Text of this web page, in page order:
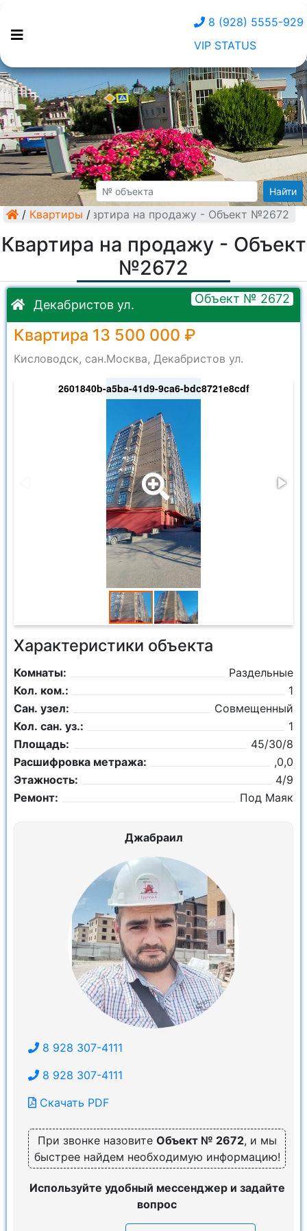
8 (928) 5555-929
VIP STATUS
Найти
/ Квартиры /
Квартира на продажу - Объект №2672
Квартира на продажу - Объект
№2672
Декабристов ул. Объект № 2672
Квартира 13 500 000 ₽
Кисловодск, сан.Москва, Декабристов ул.
2601840b-a5ba-41d9-9ca6-bdc8721e8cdf
Характеристики объекта
Комнаты:
Раздельные
Кол. ком.:
1
Сан. узел:
Совмещенный
Кол. сан. уз.:
1
Площадь:
45/30/8
Расшифровка метража:
,0,0
Этажность:
4/9
Ремонт:
Под Маяк
Джабраил
8 928 307-4111
8 928 307-4111
Скачать PDF
При звонке назовите Объект № 2672, и мы
быстрее найдем необходимую информацию!
Используйте удобный мессенджер и задайте
вопрос